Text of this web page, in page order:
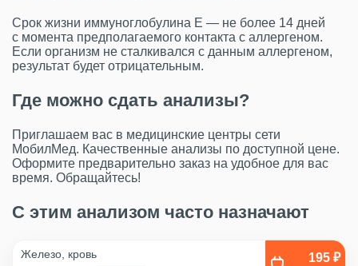
Срок жизни иммуноглобулина Е — не более 14 дней
с момента предполагаемого контакта с аллергеном.
Если организм не сталкивался с данным аллергеном,
результат будет отрицательным.
Где можно сдать анализы?
Приглашаем вас в медицинские центры сети
МобилМед. Качественные анализы по доступной цене.
Оформите предварительно заказ на удобное для вас
время. Обращайтесь!
С этим анализом часто назначают
Железо, кровь 195 ₽